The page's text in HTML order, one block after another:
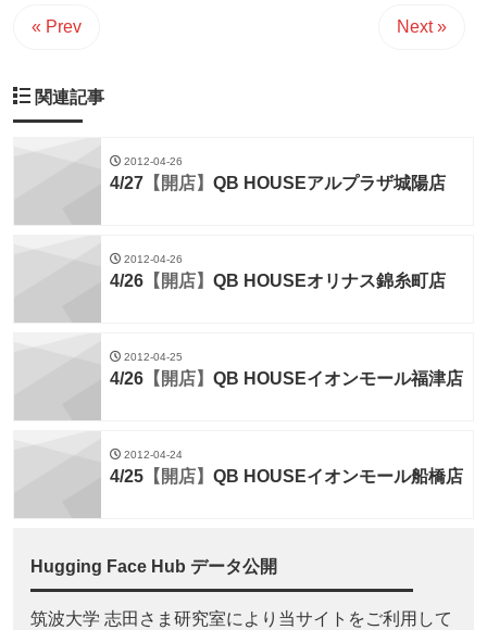
« Prev Next »
関連記事
2012-04-26
4/27 【開店】 QB HOUSEアルプラザ城陽店
2012-04-26
4/26 【開店】 QB HOUSEオリナス錦糸町店
2012-04-25
4/26 【開店】 QB HOUSEイオンモール福津店
2012-04-24
4/25 【開店】 QB HOUSEイオンモール船橋店
Hugging Face Hub データ公開
筑波大学 志田さま研究室により当サイトをご利用して